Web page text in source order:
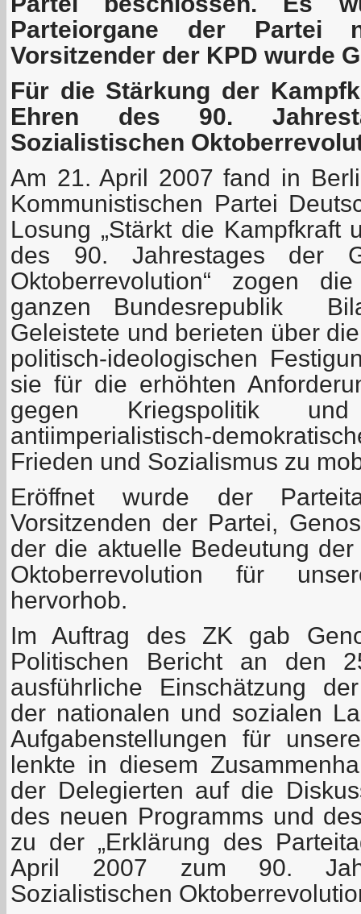
Parteiorgane der Partei
Vorsitzender der KPD wurde
Für die Stärkung der
Ehren des 90.
Sozialistischen
Am 21. April 2007 fand in
Kommunistischen Partei
Losung „Stärkt die Kampfkraft
des 90. Jahrestages der
Oktoberrevolution“ zogen
ganzen Bundesrepublik
Geleistete und berieten über
politisch-ideologischen
sie für die erhöhten
gegen Kriegspolitik
antiimperialistisch-
Frieden und Sozialismus zu
Eröffnet wurde der
Vorsitzenden der Partei,
der die aktuelle Bedeutung
Oktoberrevolution für
hervorhob.
Im Auftrag des ZK gab
Politischen Bericht an den
ausführliche Einschätzung
der nationalen und sozialen
Aufgabenstellungen für
lenkte in diesem
der Delegierten auf die
des neuen Programms und
zu der „Erklärung des
April 2007 zum 90.
Sozialistischen